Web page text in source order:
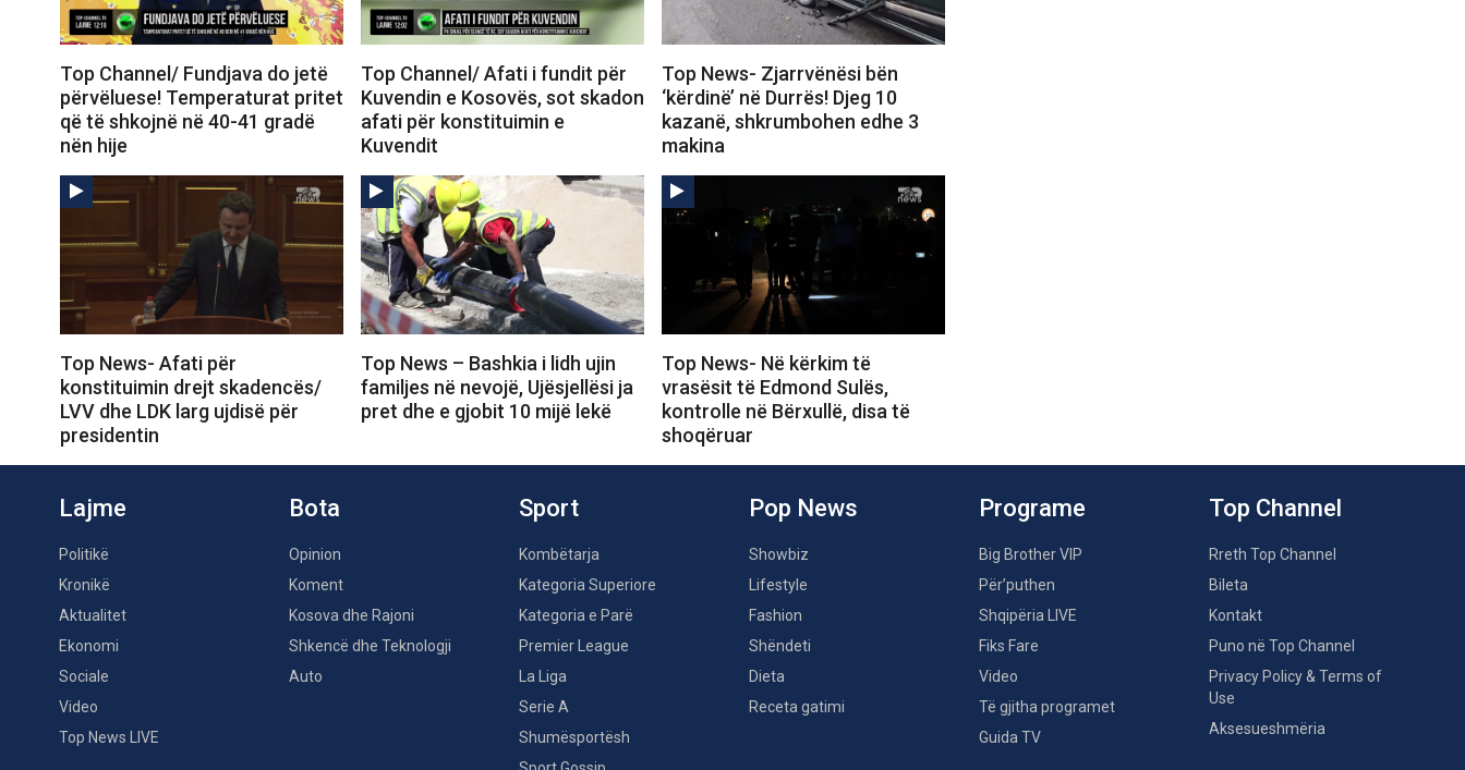
Top Channel/ Fundjava do jetë
përvëluese! Temperaturat pritet
që të shkojnë në 40-41 gradë
nën hije
Top Channel/ Afati i fundit për
Kuvendin e Kosovës, sot skadon
afati për konstituimin e
Kuvendit
Top News- Zjarrvënësi bën
‘kërdinë’ në Durrës! Djeg 10
kazanë, shkrumbohen edhe 3
makina
Top News- Afati për
konstituimin drejt skadencës/
LVV dhe LDK larg ujdisë për
presidentin
Top News – Bashkia i lidh ujin
familjes në nevojë, Ujësjellësi ja
pret dhe e gjobit 10 mijë lekë
Top News- Në kërkim të
vrasësit të Edmond Sulës,
kontrolle në Bërxullë, disa të
shoqëruar
Lajme
Politikë
Kronikë
Aktualitet
Ekonomi
Sociale
Video
Top News LIVE
Bota
Opinion
Koment
Kosova dhe Rajoni
Shkencë dhe Teknologji
Auto
Sport
Kombëtarja
Kategoria Superiore
Kategoria e Parë
Premier League
La Liga
Serie A
Shumësportësh
Pop News
Showbiz
Lifestyle
Fashion
Shëndeti
Dieta
Receta gatimi
Programe
Big Brother VIP
Për’puthen
Shqipëria LIVE
Fiks Fare
Video
Të gjitha programet
Guida TV
Top Channel
Rreth Top Channel
Bileta
Kontakt
Puno në Top Channel
Privacy Policy & Terms of
Use
Aksesueshmëria